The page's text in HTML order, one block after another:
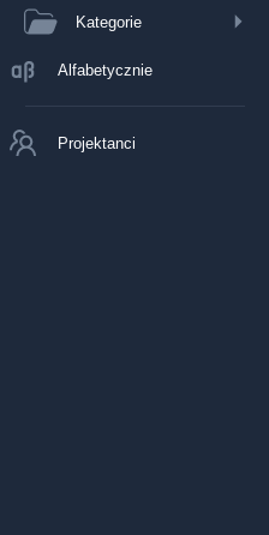
Kategorie
Alfabetycznie
Projektanci